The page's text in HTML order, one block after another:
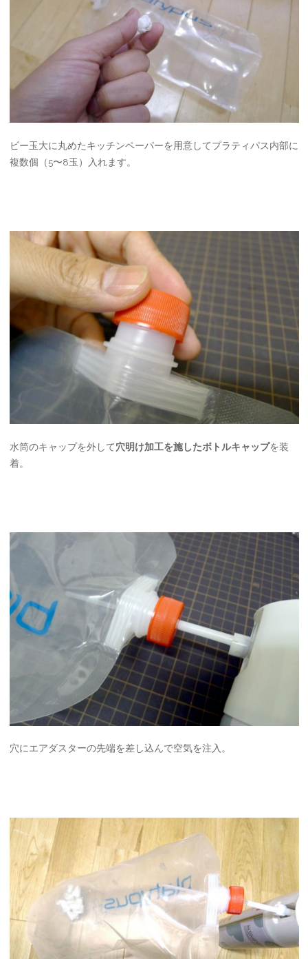
ビー玉大に丸めたキッチンペーパーを用意してプラティパス内部に
複数個（5〜8玉）入れます。
水筒のキャップを外して穴明け加工を施したボトルキャップを装
着。
穴にエアダスターの先端を差し込んで空気を注入。